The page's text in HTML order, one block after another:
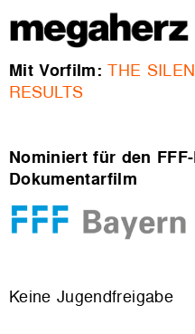
Mit Vorfilm: THE
RESULTS
Nominiert für den
Dokumentarfilm
Keine Jugendfreigabe